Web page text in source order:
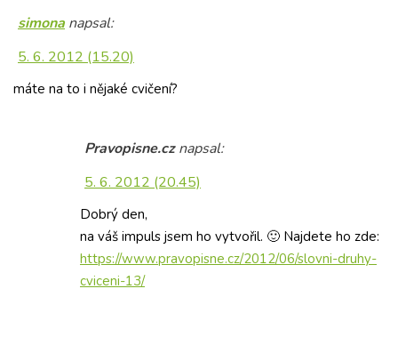
simona napsal:
5. 6. 2012 (15.20)
máte na to i nějaké cvičení?
Pravopisne.cz napsal:
5. 6. 2012 (20.45)
Dobrý den,
na váš impuls jsem ho vytvořil. 🙂 Najdete ho zde:
https://www.pravopisne.cz/2012/06/slovni-druhy-
cviceni-13/